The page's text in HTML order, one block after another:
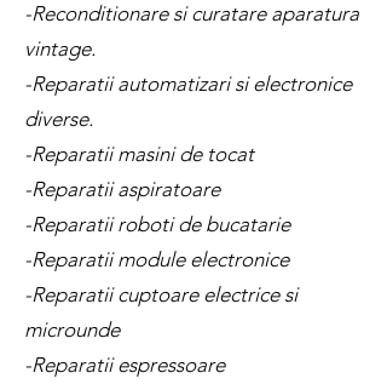
-Reconditionare si curatare aparatura
vintage.
-Reparatii automatizari si electronice
diverse.
-Reparatii masini de tocat
-Reparatii aspiratoare
-Reparatii roboti de bucatarie
-Reparatii module electronice
-Reparatii cuptoare electrice si
microunde
-Reparatii espressoare